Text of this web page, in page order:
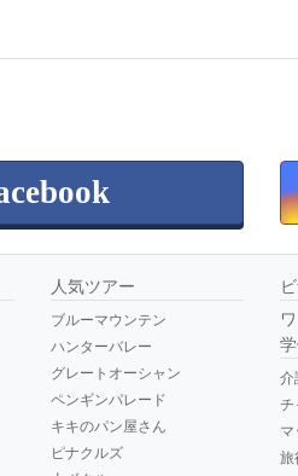
人気ツアー
ブルーマウンテン
ハンターバレー
グレートオーシャン
ペンギンパレード
キキのパン屋さん
ピナクルズ
介
チ
マ
旅